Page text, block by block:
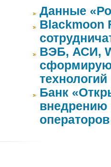
Данные
Blackmoon
ВЭБ, АСИ,
технологий
Банк
внедрению